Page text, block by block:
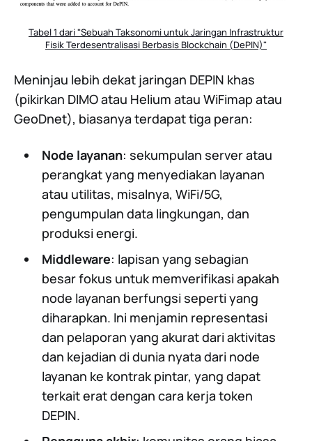
Tabel 1 dari "Sebuah Taksonomi untuk Jaringan Infrastruktur
Fisik Terdesentralisasi Berbasis Blockchain (DePIN)"
Meninjau lebih dekat jaringan DEPIN khas
(pikirkan DIMO atau Helium atau WiFimap atau
GeoDnet), biasanya terdapat tiga peran:
Node layanan: sekumpulan server atau
perangkat yang menyediakan layanan
atau utilitas, misalnya, WiFi/5G,
pengumpulan data lingkungan, dan
produksi energi.
Middleware: lapisan yang sebagian
besar fokus untuk memverifikasi apakah
node layanan berfungsi seperti yang
diharapkan. Ini menjamin representasi
dan pelaporan yang akurat dari aktivitas
dan kejadian di dunia nyata dari node
layanan ke kontrak pintar, yang dapat
terkait erat dengan cara kerja token
DEPIN.